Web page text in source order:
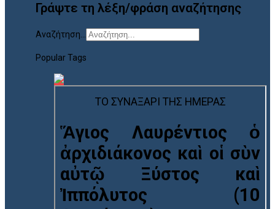
Γράψτε τη λέξη/φράση αναζήτησης
Αναζήτηση...
Popular Tags